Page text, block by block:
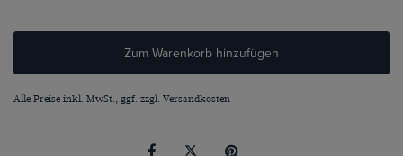
Zum Warenkorb hinzufügen
Alle Preise inkl. MwSt., ggf. zzgl. Versandkosten